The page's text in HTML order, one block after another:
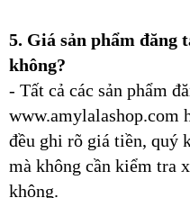
5. Giá sản phẩm đăng
không?
- Tất cả các sản phẩm
www.amylalashop.com
đều ghi rõ giá tiền, quý
mà không cần kiểm tra
không.